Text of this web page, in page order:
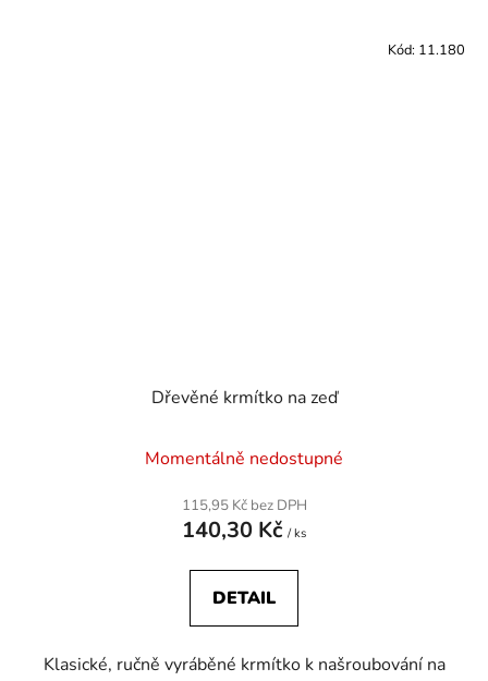
Dřevěné krmítko na zeď
Momentálně nedostupné
115,95 Kč bez DPH
140,30 Kč / ks
DETAIL
Klasické, ručně vyráběné krmítko k našroubování na
Kód: 11.180